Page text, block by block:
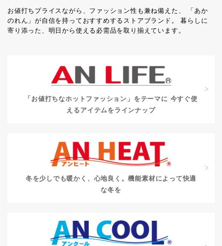
お値打ちプライスながら、ファッション性も兼ね備えた、
「あか
のれん」が自信を持っておすすめするストアブランド。
暮らしに
寄り添った、明日から使える必需品を取り揃えています。
「お値打ちなホットファッション」をテーマに 今すぐ使
えるアイテムをラインナップ
冬を少しでも暖かく、心地良く。機能素材によって快適
な冬を